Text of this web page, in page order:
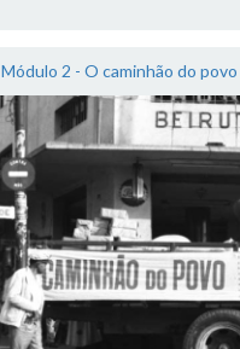
Módulo 2 - O caminhão do povo